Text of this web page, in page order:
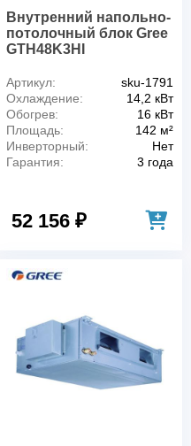
Внутренний напольно-
потолочный блок Gree
GTH48K3HI
Артикул:
sku-1791
Охлаждение:
14,2 кВт
Обогрев:
16 кВт
Площадь:
142 м²
Инверторный:
Нет
Гарантия:
3 года
52 156 ₽